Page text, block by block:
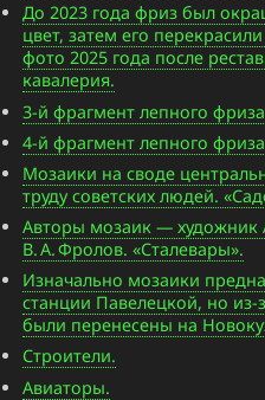
До 2023 года фриз был
цвет, затем его
фото 2025 года после
кавалерия.
3-й фрагмент лепного
4-й фрагмент лепного
Мозаики на своде
труду советских людей.
Авторы мозаик — художник
В. А. Фролов. «Сталевары».
Изначально мозаики
станции Павелецкой, но из-
были перенесены на
Строители.
Авиаторы.